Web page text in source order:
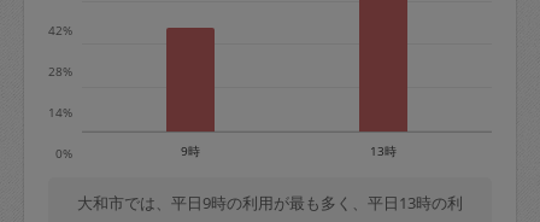
0%
14%
28%
42%
9時 13時
大和市では、平日9時の利用が最も多く、平日13時の利